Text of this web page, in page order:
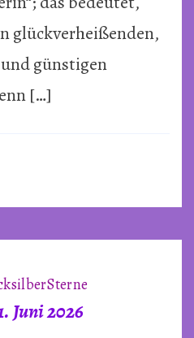
~
glückverheißenden,
günstigen
[…]
Sterne
Juni 2026